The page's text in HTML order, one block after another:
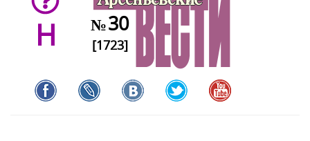
H №30
[1723]